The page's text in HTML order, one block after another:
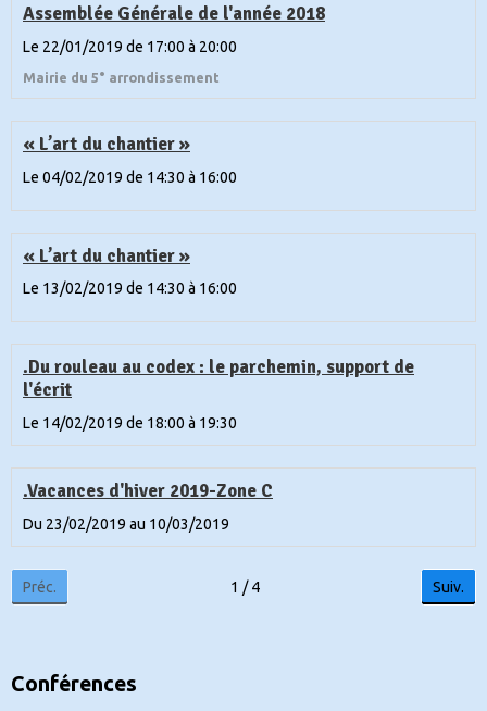
Assemblée Générale de l'année 2018
Le 22/01/2019 de 17:00 à 20:00
Mairie du 5° arrondissement
« L’art du chantier »
Le 04/02/2019 de 14:30 à 16:00
« L’art du chantier »
Le 13/02/2019 de 14:30 à 16:00
.Du rouleau au codex : le parchemin, support de
l'écrit
Le 14/02/2019 de 18:00 à 19:30
.Vacances d'hiver 2019-Zone C
Du 23/02/2019 au 10/03/2019
Préc. 1 / 4 Suiv.
Conférences